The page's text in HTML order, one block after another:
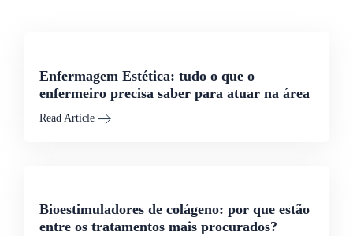
Enfermagem Estética: tudo o que o
enfermeiro precisa saber para atuar na área
Read Article
Bioestimuladores de colágeno: por que estão
entre os tratamentos mais procurados?